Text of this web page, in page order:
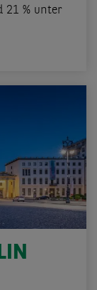
21 % unter